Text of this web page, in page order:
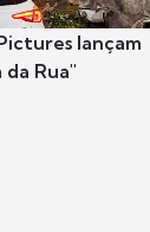
lançam
Rua"